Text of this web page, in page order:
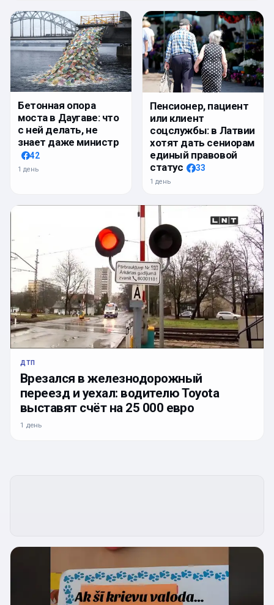
Бетонная опора
моста в Даугаве: что
с ней делать, не
знает даже министр
42
1 день
Пенсионер, пациент
или клиент
соцслужбы: в Латвии
хотят дать сениорам
единый правовой
статус
33
1 день
ДТП
Врезался в железнодорожный
переезд и уехал: водителю Toyota
выставят счёт на 25 000 евро
1 день